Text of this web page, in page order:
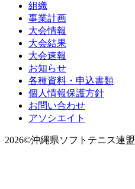
組織
事業計画
大会情報
大会結果
大会速報
お知らせ
各種資料・申込書類
個人情報保護方針
お問い合わせ
アソシエイト
2026©沖縄県ソフトテニス連盟